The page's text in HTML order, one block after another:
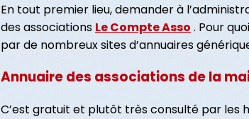
En tout premier lieu, demander à
des associations Le Compte Asso . Pour
par de nombreux sites d’annuaires
Annuaire des associations de la
C’est gratuit et plutôt très consulté par les